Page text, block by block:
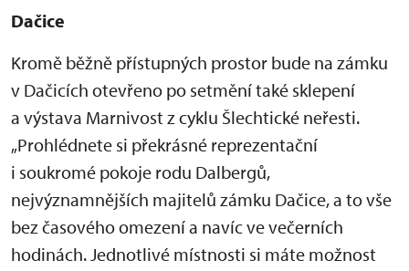
Dačice
Kromě běžně přístupných prostor bude na zámku
v Dačicích otevřeno po setmění také sklepení
a výstava Marnivost z cyklu Šlechtické neřesti.
„Prohlédnete si překrásné reprezentační
i soukromé pokoje rodu Dalbergů,
nejvýznamnějších majitelů zámku Dačice, a to vše
bez časového omezení a navíc ve večerních
hodinách. Jednotlivé místnosti si máte možnost